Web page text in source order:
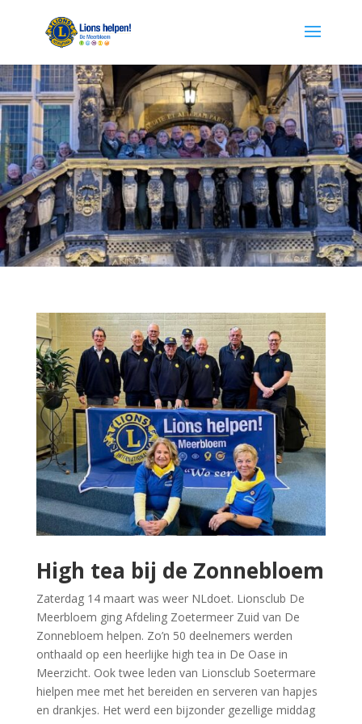
High tea bij de Zonnebloem
Zaterdag 14 maart was weer NLdoet. Lionsclub De
Meerbloem ging Afdeling Zoetermeer Zuid van De
Zonnebloem helpen. Zo’n 50 deelnemers werden
onthaald op een heerlijke high tea in De Oase in
Meerzicht. Ook twee leden van Lionsclub Soetermare
hielpen mee met het bereiden en serveren van hapjes
en drankjes. Het werd een bijzonder gezellige middag